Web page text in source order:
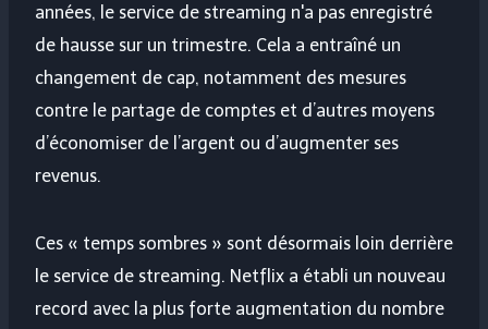
années, le service de streaming n'a pas enregistré
de hausse sur un trimestre. Cela a entraîné un
changement de cap, notamment des mesures
contre le partage de comptes et d’autres moyens
d’économiser de l’argent ou d’augmenter ses
revenus.
Ces « temps sombres » sont désormais loin derrière
le service de streaming. Netflix a établi un nouveau
record avec la plus forte augmentation du nombre